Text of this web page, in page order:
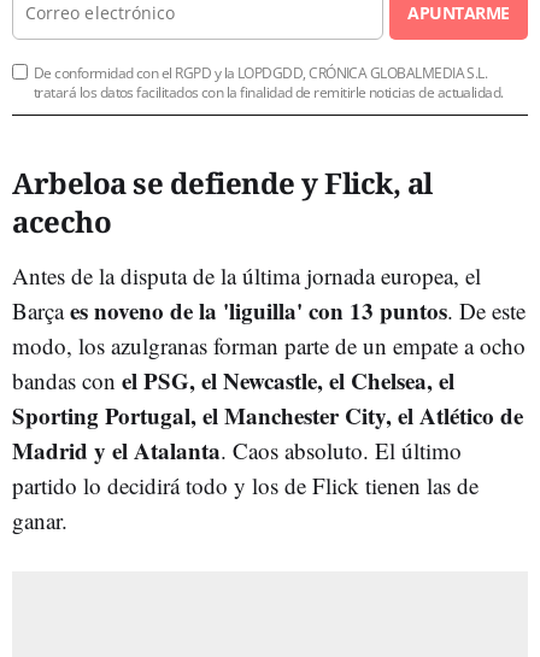
APUNTARME
De conformidad con el RGPD y la LOPDGDD, CRÓNICA GLOBALMEDIA S.L.
tratará los datos facilitados con la finalidad de remitirle noticias de actualidad.
Arbeloa se defiende y Flick, al
acecho
Antes de la disputa de la última jornada europea, el
Barçaes noveno de la 'liguilla' con 13 puntos. De este
modo, los azulgranas forman parte de un empate a ocho
bandas con el PSG, el Newcastle, el Chelsea, el
Sporting Portugal, el Manchester City, el Atlético de
Madrid y el Atalanta. Caos absoluto. El último
partido lo decidirá todo y los de Flick tienen las de
ganar.